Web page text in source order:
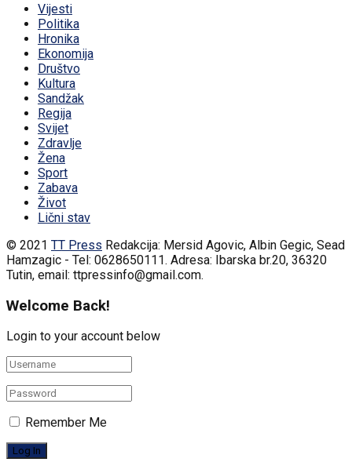
Vijesti
Politika
Hronika
Ekonomija
Društvo
Kultura
Sandžak
Regija
Svijet
Zdravlje
Žena
Sport
Zabava
Život
Lični stav
© 2021 TT Press Redakcija: Mersid Agovic, Albin Gegic, Sead
Hamzagic - Tel: 0628650111. Adresa: Ibarska br.20, 36320
Tutin, email: ttpressinfo@gmail.com.
Welcome Back!
Login to your account below
Remember Me